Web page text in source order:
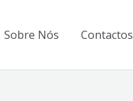
Sobre Nós Contactos